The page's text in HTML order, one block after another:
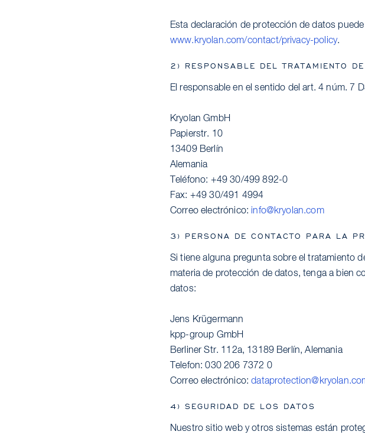
Esta declaración de protección de datos
www.kryolan.com/contact/privacy-policy.
2) RESPONSABLE DEL TRATAMIENTO
El responsable en el sentido del art. 4 núm. 7
Kryolan GmbH
Papierstr. 10
13409 Berlín
Alemania
Teléfono: +49 30/499 892-0
Fax: +49 30/491 4994
Correo electrónico: info@kryolan.com
3) PERSONA DE CONTACTO PARA LA
Si tiene alguna pregunta sobre el tratamiento
materia de protección de datos, tenga a bien
datos:
Jens Krügermann
kpp-group GmbH
Berliner Str. 112a, 13189 Berlín, Alemania
Telefon: 030 206 7372 0
Correo electrónico:
4) SEGURIDAD DE LOS DATOS
Nuestro sitio web y otros sistemas están